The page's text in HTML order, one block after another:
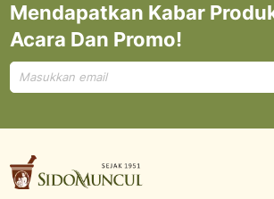
Mendapatkan Kabar
Acara Dan Promo!
Mendaftar
untuk